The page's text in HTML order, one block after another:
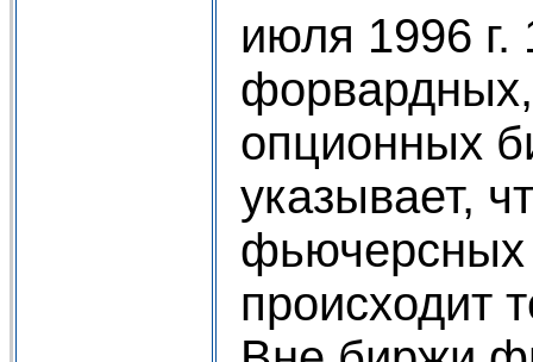
июля 1996
опционных
указывает,
фьючерсных
происходит